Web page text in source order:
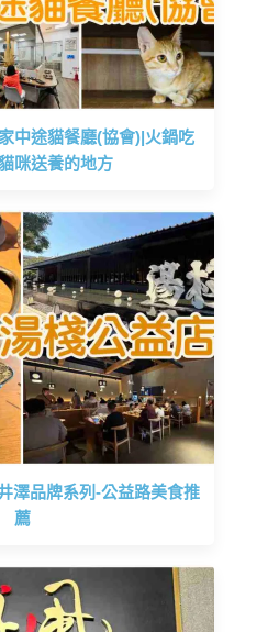
中途貓餐廳(協會)|火鍋吃
咪送養的地方
澤品牌系列-公益路美食推
薦